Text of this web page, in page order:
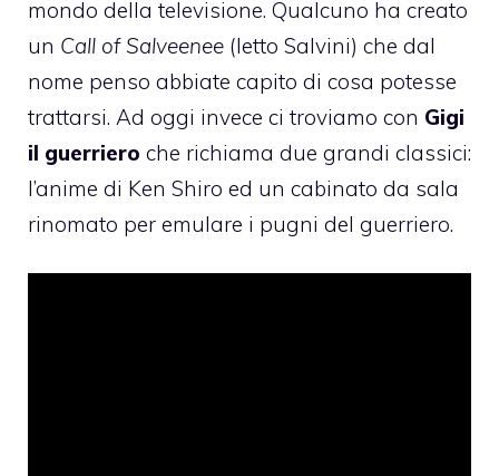
mondo della televisione. Qualcuno ha creato
un Call of Salveenee (letto Salvini) che dal
nome penso abbiate capito di cosa potesse
trattarsi. Ad oggi invece ci troviamo con Gigi
il guerriero che richiama due grandi classici:
l’anime di Ken Shiro ed un cabinato da sala
rinomato per emulare i pugni del guerriero.